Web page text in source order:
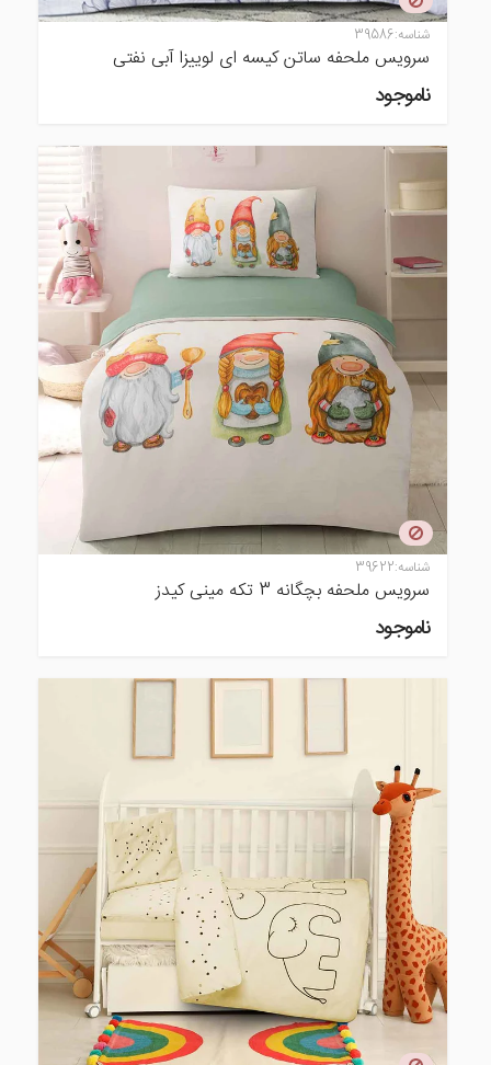
شناسه:39586
سرویس ملحفه ساتن کیسه ای لوییزا آبی نفتی
ناموجود
شناسه:39622
سرویس ملحفه بچگانه 3 تکه مینی کیدز
ناموجود